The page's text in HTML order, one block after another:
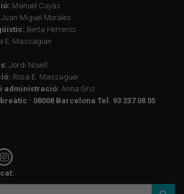
Manuel Cuyàs
Juan Miguel Morales
Berta Herreros
E. Massaguer
Jordi Novell
Rosa E. Massaguer
administració: Anna Gris
· 08008 Barcelona Tel. 93 237 08 05